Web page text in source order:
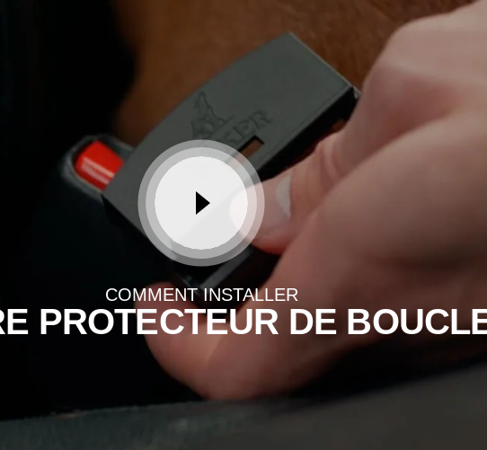
COMMENT INSTALLER
PROTECTEUR DE